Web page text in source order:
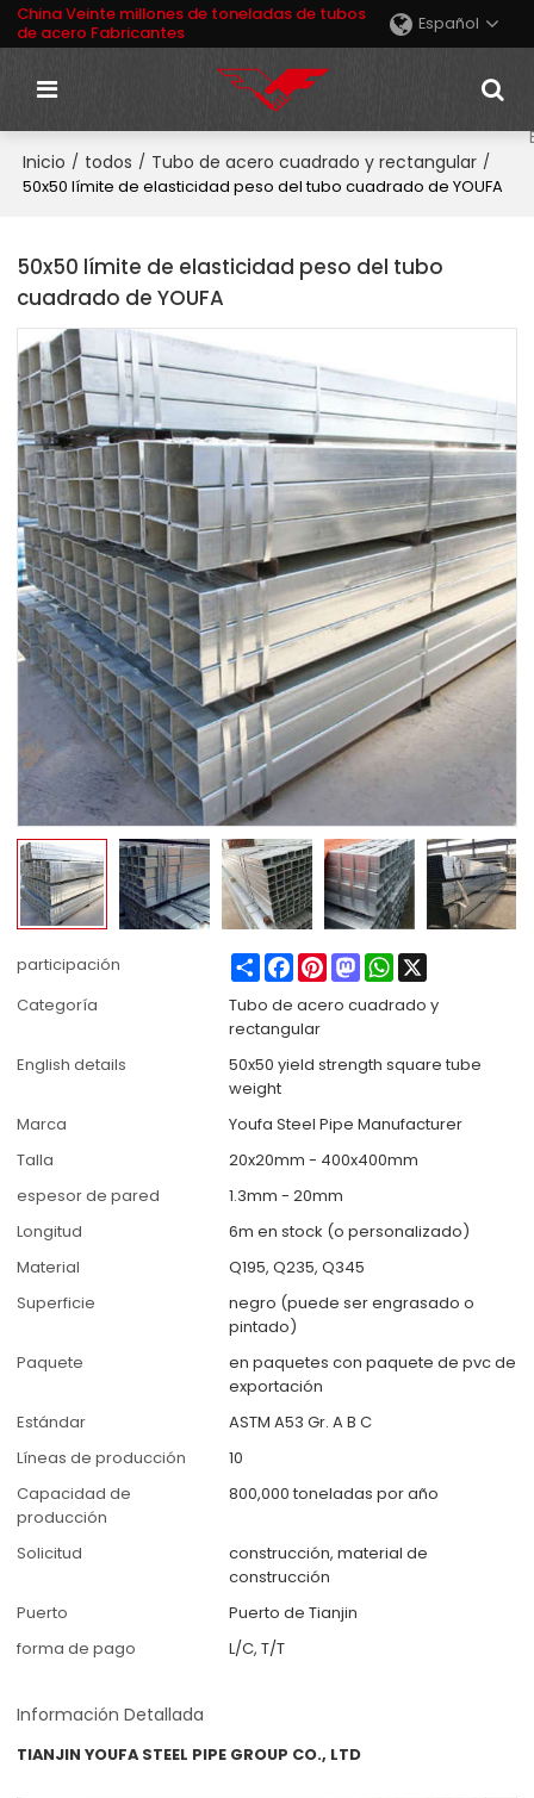
China Veinte millones de toneladas de tubos
de acero Fabricantes
Español
Inicio / todos / Tubo de acero cuadrado y rectangular /
50x50 límite de elasticidad peso del tubo cuadrado de YOUFA
50x50 límite de elasticidad peso del tubo
cuadrado de YOUFA
participación ShareFacebook
PinterestMastodonWhatsApp
Categoría
Tubo de acero cuadrado y
rectangular
English details
50x50 yield strength square tube
weight
Marca
Youfa Steel Pipe Manufacturer
Talla
20x20mm - 400x400mm
espesor de pared
1.3mm - 20mm
Longitud
6m en stock (o personalizado)
Material
Q195, Q235, Q345
Superficie
negro (puede ser engrasado o
pintado)
Paquete
en paquetes con paquete de pvc de
exportación
Estándar
ASTM A53 Gr. A B C
Líneas de producción
10
Capacidad de
producción
800,000 toneladas por año
Solicitud
construcción, material de
construcción
Puerto
Puerto de Tianjin
forma de pago
L/C, T/T
Información Detallada
TIANJIN YOUFA STEEL PIPE GROUP CO., LTD